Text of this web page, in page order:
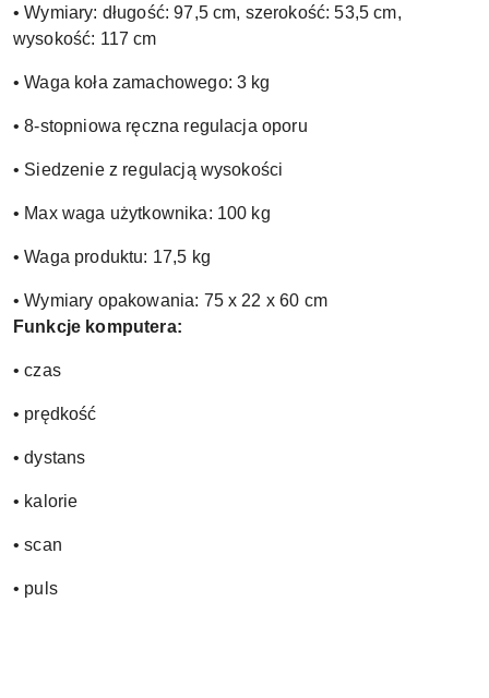
• Wymiary: długość: 97,5 cm, szerokość: 53,5 cm,
wysokość: 117 cm
• Waga koła zamachowego: 3 kg
• 8-stopniowa ręczna regulacja oporu
• Siedzenie z regulacją wysokości
• Max waga użytkownika: 100 kg
• Waga produktu: 17,5 kg
• Wymiary opakowania: 75 x 22 x 60 cm
Funkcje komputera:
• czas
• prędkość
• dystans
• kalorie
• scan
• puls